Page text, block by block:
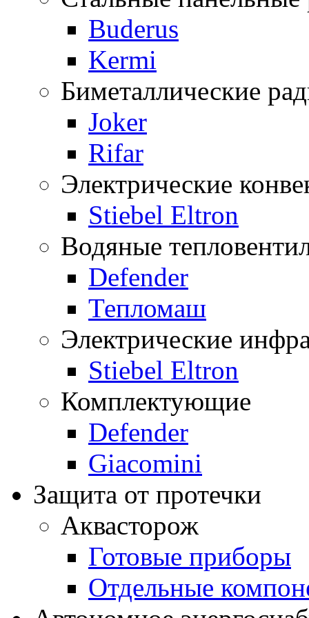
Buderus
Kermi
Биметаллические
Joker
Rifar
Электрические
Stiebel Eltron
Водяные
Defender
Тепломаш
Электрические
Stiebel Eltron
Комплектующие
Defender
Giacomini
Защита от протечки
Аквасторож
Готовые приборы
Отдельные